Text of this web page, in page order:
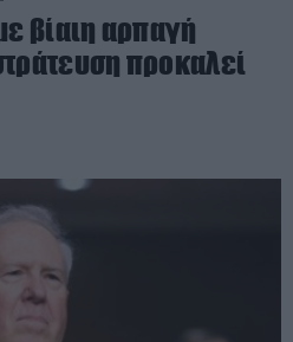
βίαιη αρπαγή
προκαλεί